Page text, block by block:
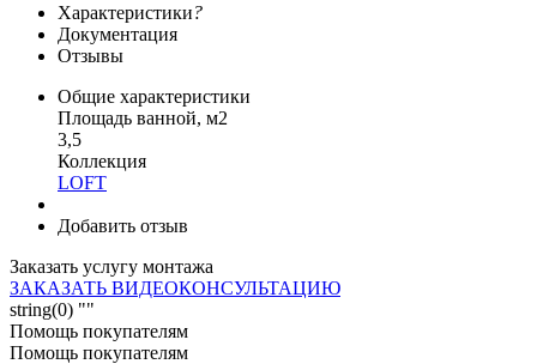
Характеристики?
Документация
Отзывы
Общие характеристики
Площадь ванной, м2
3,5
Коллекция
LOFT
Добавить отзыв
Заказать услугу монтажа
ЗАКАЗАТЬ ВИДЕОКОНСУЛЬТАЦИЮ
string(0) ""
Помощь покупателям
Помощь покупателям